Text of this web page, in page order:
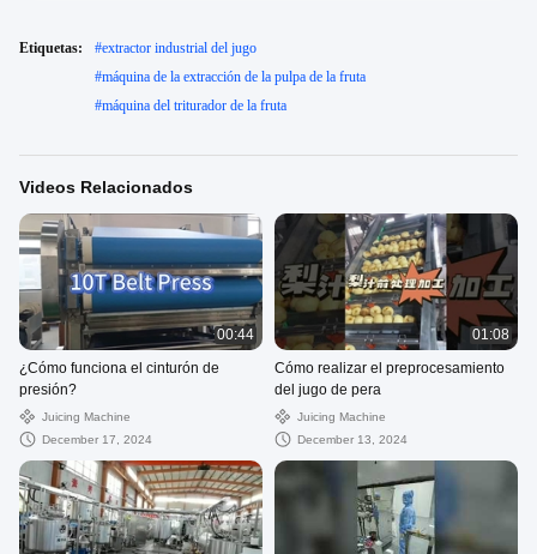
Etiquetas: #extractor industrial del jugo
#máquina de la extracción de la pulpa de la fruta
#máquina del triturador de la fruta
Videos Relacionados
00:44
¿Cómo funciona el cinturón de
presión?
Juicing Machine
December 17, 2024
01:08
Cómo realizar el preprocesamiento
del jugo de pera
Juicing Machine
December 13, 2024